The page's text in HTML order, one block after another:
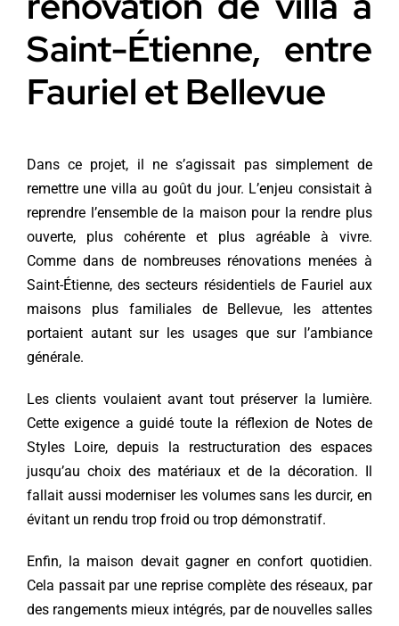
Saint-Étienne, entre
Fauriel et Bellevue
Dans ce projet, il ne s’agissait pas simplement de
remettre une villa au goût du jour. L’enjeu consistait à
reprendre l’ensemble de la maison pour la rendre plus
ouverte, plus cohérente et plus agréable à vivre.
Comme dans de nombreuses rénovations menées à
Saint-Étienne, des secteurs résidentiels de Fauriel aux
maisons plus familiales de Bellevue, les attentes
portaient autant sur les usages que sur l’ambiance
générale.
Les clients voulaient avant tout préserver la lumière.
Cette exigence a guidé toute la réflexion de Notes de
Styles Loire, depuis la restructuration des espaces
jusqu’au choix des matériaux et de la décoration. Il
fallait aussi moderniser les volumes sans les durcir, en
évitant un rendu trop froid ou trop démonstratif.
Enfin, la maison devait gagner en confort quotidien.
Cela passait par une reprise complète des réseaux, par
des rangements mieux intégrés, par de nouvelles salles